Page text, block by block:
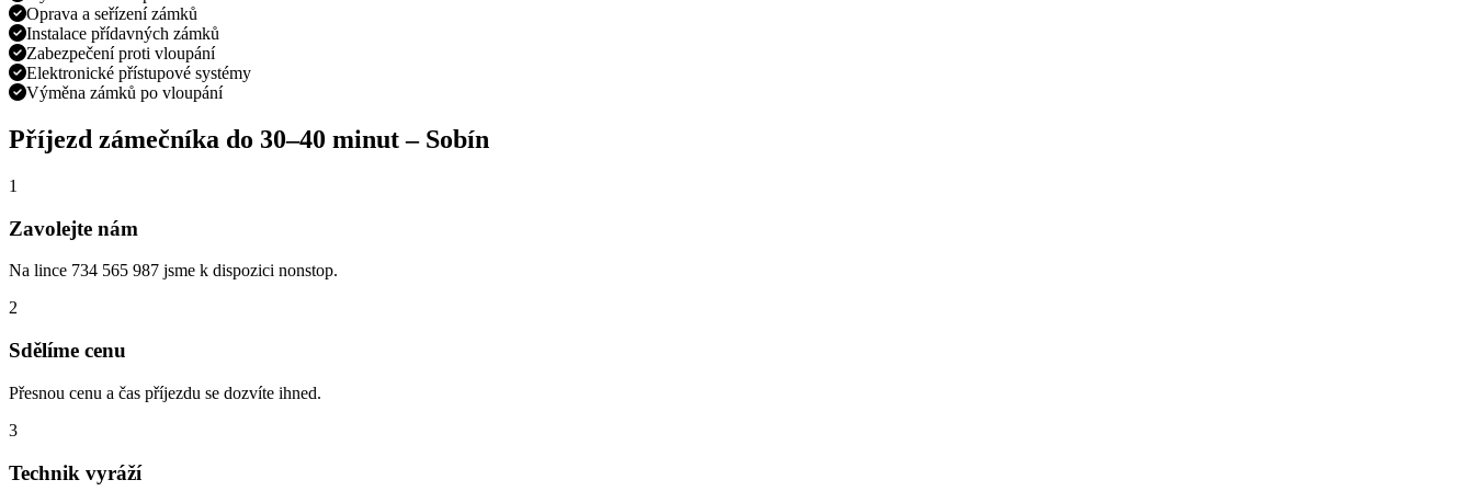
Oprava a seřízení zámků
Instalace přídavných zámků
Zabezpečení proti vloupání
Elektronické přístupové systémy
Výměna zámků po vloupání
Příjezd zámečníka do 30–40 minut– Sobín
1
Zavolejte nám
Na lince 734 565 987 jsme k dispozici nonstop.
2
Sdělíme cenu
Přesnou cenu a čas příjezdu se dozvíte ihned.
3
Technik vyráží